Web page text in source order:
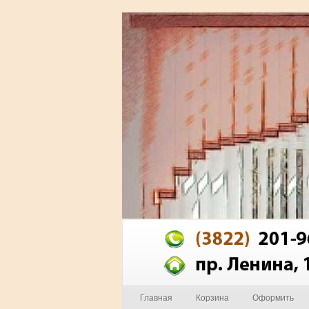
Главная Корзина Оформить